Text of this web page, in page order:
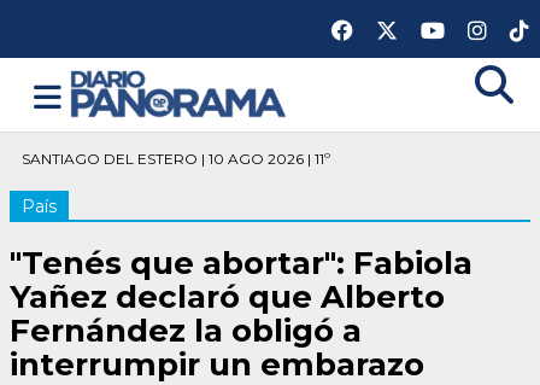
SANTIAGO DEL ESTERO | 10 AGO 2026 | 11º
País
"Tenés que abortar": Fabiola
Yañez declaró que Alberto
Fernández la obligó a
interrumpir un embarazo